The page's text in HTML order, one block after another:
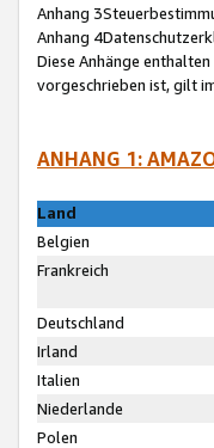
Anhang
Anhang
Diese Anhänge
vorgeschrieben ist, gilt
ANHANG 1:
Land
Belgien
Frankreich
Deutschland
Irland
Italien
Niederlande
Polen